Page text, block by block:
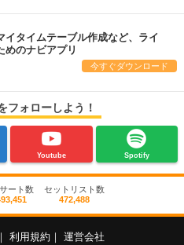
イタイムテーブル作成など、ライ
めのナビアプリ
今すぐダウンロード
フォローしよう！
Youtube Spotify
ート数
セットリスト数
472,488
利用規約 運営会社